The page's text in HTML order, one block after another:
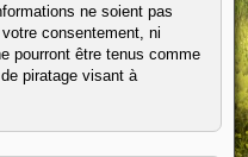
ne soient pas
consentement, ni
pourront être tenus comme
piratage visant à